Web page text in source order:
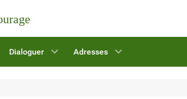
Dialoguer Adresses